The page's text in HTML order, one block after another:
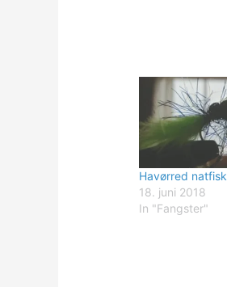
Havørred
18. juni 2018
In "Fangster"